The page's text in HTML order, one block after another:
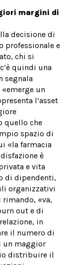
margini di
decisione di
professionale e
chi si
quindi una
segnala
un
l’asset
quello che
spazio di
«la farmacia
è
e vita
di dipendenti,
organizzativi
«va,
out e di
in
il numero di
un maggior
distribuire il